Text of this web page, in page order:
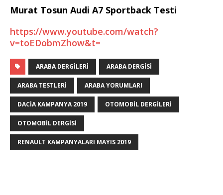
Murat Tosun Audi A7 Sportback Testi
https://www.youtube.com/watch?
v=toEDobmZhow&t=
ARABA DERGILERI ARABA DERGISI
ARABA TESTLERI ARABA YORUMLARI
DACIA KAMPANYA 2019 OTOMOBIL DERGILERI
OTOMOBIL DERGISI
RENAULT KAMPANYALARI MAYIS 2019